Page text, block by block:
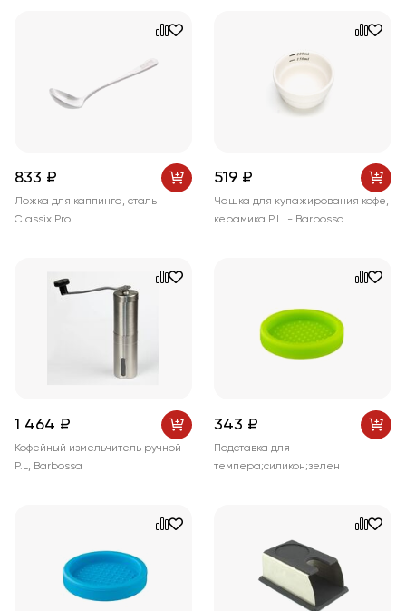
833 ₽
Ложка для каппинга, сталь
Classix Pro
519 ₽
Чашка для купажирования кофе,
керамика P.L. - Barbossa
1 464 ₽
Кофейный измельчитель ручной
P.L, Barbossa
343 ₽
Подставка для
темпера;силикон;зелен